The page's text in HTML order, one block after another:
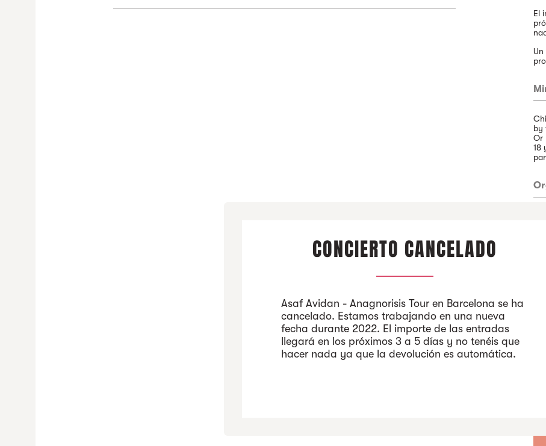
El
Un
by
Or
18
CONCIERTO CANCELADO
Asaf Avidan - Anagnorisis Tour en Barcelona se ha
cancelado. Estamos trabajando en una nueva
fecha durante 2022. El importe de las entradas
llegará en los próximos 3 a 5 días y no tenéis que
hacer nada ya que la devolución es automática.